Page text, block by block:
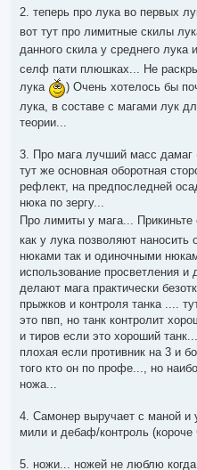
щ
е
и
2. теперь про лука во первых
вот тут про лимитные скилы
данного скила у среднего лука
селф пати плюшках... Не
лука
) Очень хотелось бы
лука, в составе с магами лук
теории...
3. Про мага лучший масс
тут же основная оборотная
рефлект, на предпоследней
нюка по зергу...
Про лимиты у мага... Прикиньте
как у лука позволяют
нюками так и одиночными
использование просветления и
делают мага практически
прыжков и контроля танка ....
это пвп, но танк контролит
и тиров если это хороший
плохая если противник на 3 и
того кто он по профе..., но
ножа...
4. Самонер выручает с маной
мили и дебаф/контроль (короче
5. ножи... ножей не люблю